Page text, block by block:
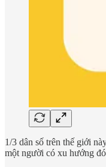
1/3 dân số trên thế giới
một người có xu hướng